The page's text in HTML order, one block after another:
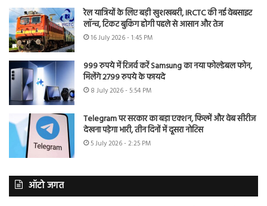
रेल यात्रियों के लिए बड़ी खुशखबरी, IRCTC की नई वेबसाइट
लॉन्च, टिकट बुकिंग होगी पहले से आसान और तेज
16 July 2026 - 1:45 PM
999 रुपये में रिजर्व करें Samsung का नया फोल्डेबल फोन,
मिलेंगे 2799 रुपये के फायदे
8 July 2026 - 5:54 PM
Telegram पर सरकार का बड़ा एक्शन, फिल्में और वेब सीरीज
देखना पड़ेगा भारी, तीन दिनों में दूसरा नोटिस
5 July 2026 - 2:25 PM
ऑटो जगत